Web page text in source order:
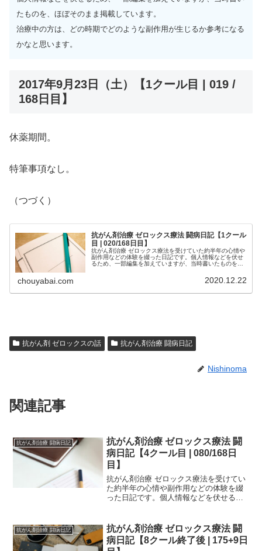
たものを、ほぼそのまま掲載しています。
治療中の方は、どの時期でどのような副作用が生じるか参考になる
かなと思います。
2017年9月23日（土）【1クール目 | 019 /
168日目】
休薬期間。
特筆事項なし。
（つづく）
抗がん剤治療 ゼロックス療法 闘病日記【1クール
目 | 020/168日目】
抗がん剤治療 ゼロックス療法を受けていた約半年の心情や
副作用などの体験を綴った日記です。個人情報などを伏せ
るため、一部編集を加えていますが、当時書いたものを、
chouyabai.com 2020.12.22
抗がん剤 ゼロックスの話 抗がん剤治療 闘病日記
Nishinoma
関連記事
抗がん剤治療 闘病日記
抗がん剤治療 ゼロックス療法 闘
病日記【4クール目 | 080/168日
目】
抗がん剤治療 ゼロックス療法を受けてい
た約半年の心情や副作用などの体験を綴
った日記です。個人情報などを伏せるた
す。治療中の方は、どの時期でどのよう
な副作用が生じるか参考...
抗がん剤治療 闘病日記
抗がん剤治療 ゼロックス療法 闘
病日記【8クール終了後 | 175+9日